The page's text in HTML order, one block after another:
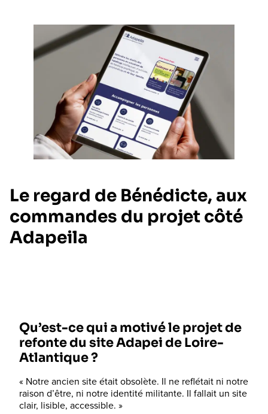
Le regard de Bénédicte, aux
commandes du projet côté
Adapeila
Qu’est-ce qui a motivé le projet de
refonte du site Adapei de Loire-
Atlantique ?
« Notre ancien site était obsolète. Il ne reflétait ni notre
raison d’être, ni notre identité militante. Il fallait un site
clair, lisible, accessible. »